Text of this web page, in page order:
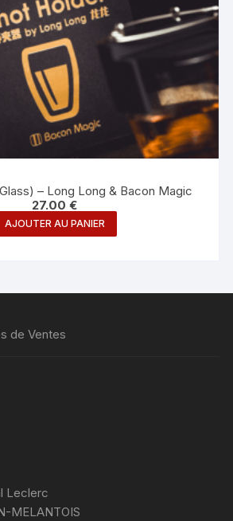
– Long Long & Bacon Magic
27.00€
AJOUTER AU PANIER
de Ventes
Leclerc
MELANTOIS